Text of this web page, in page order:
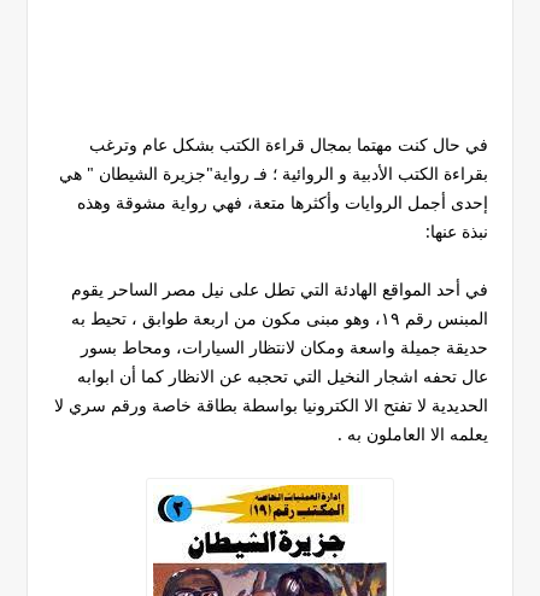
في حال كنت مهتما بمجال قراءة الكتب بشكل عام وترغب
بقراءة الكتب الأدبية و الروائية ؛ فـ رواية"جزيرة الشيطان " هي
إحدى أجمل الروايات وأكثرها متعة، فهي رواية مشوقة وهذه
نبذة عنها:
في أحد المواقع الهادئة التي تطل على نيل مصر الساحر يقوم
المبنس رقم ١٩، وهو مبنى مكون من اربعة طوابق ، تحيط به
حديقة جميلة واسعة ومكان لانتظار السيارات، ومحاط بسور
عال تحفه اشجار النخيل التي تحجبه عن الانظار كما أن ابوابه
الحديدية لا تفتح الا الكترونيا بواسطة بطاقة خاصة ورقم سري لا
يعلمه الا العاملون به .